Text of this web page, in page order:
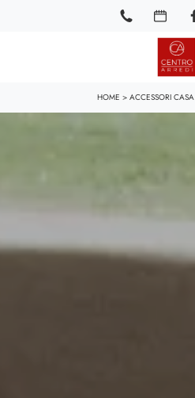
HOME > ACCESSORI CASA